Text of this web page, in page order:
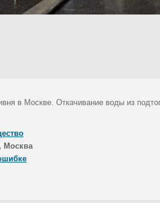
в Москве. Откачивание воды из
Москва